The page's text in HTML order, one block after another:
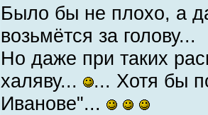
Было бы не плохо, а
возьмётся за голову...
Но даже при таких
халяву...
... Хотя бы
Иванове"...